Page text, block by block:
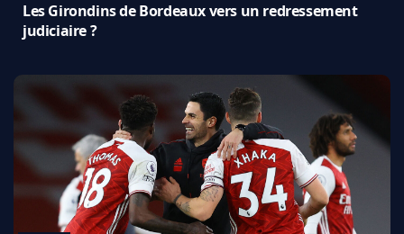
Les Girondins de Bordeaux vers un redressement
judiciaire ?